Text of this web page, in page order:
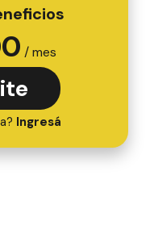
/ mes
Ingresá